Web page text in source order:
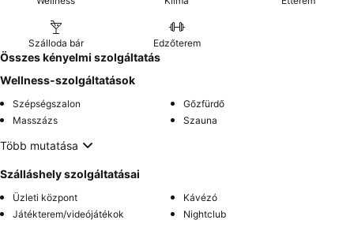
Szálloda bár Edzőterem
Összes kényelmi szolgáltatás
Wellness-szolgáltatások
Szépségszalon
Gőzfürdő
Masszázs
Szauna
Több mutatása
Szálláshely szolgáltatásai
Üzleti központ
Kávézó
Játékterem/videójátékok
Nightclub